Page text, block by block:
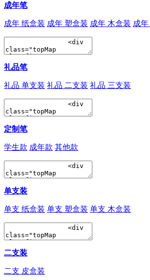
成年笔
成年 纸盒装 成年 塑盒装 成年 木盒装 成
礼品笔
礼品 单支装 礼品 二支装 礼品 三支装
定制笔
学生款 成年款 其他款
单支装
单支 纸盒装 单支 塑盒装 单支 木盒装
二支装
二支 皮盒装